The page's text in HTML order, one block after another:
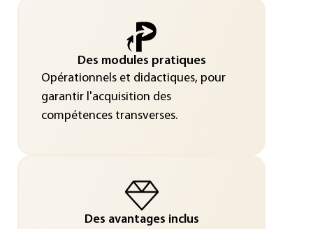
Des modules pratiques
Opérationnels et didactiques, pour
garantir l'acquisition des
compétences transverses.
Des avantages inclus